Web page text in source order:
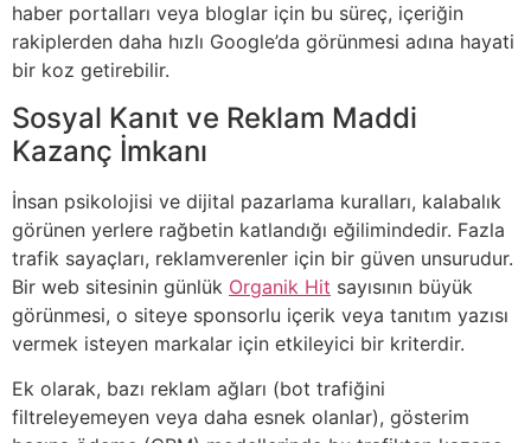
haber portalları veya bloglar için bu süreç, içeriğin
rakiplerden daha hızlı Google’da görünmesi adına hayati
bir koz getirebilir.
Sosyal Kanıt ve Reklam Maddi
Kazanç İmkanı
İnsan psikolojisi ve dijital pazarlama kuralları, kalabalık
görünen yerlere rağbetin katlandığı eğilimindedir. Fazla
trafik sayaçları, reklamverenler için bir güven unsurudur.
Bir web sitesinin günlük Organik Hit sayısının büyük
görünmesi, o siteye sponsorlu içerik veya tanıtım yazısı
vermek isteyen markalar için etkileyici bir kriterdir.
Ek olarak, bazı reklam ağları (bot trafiğini
filtreleyemeyen veya daha esnek olanlar), gösterim